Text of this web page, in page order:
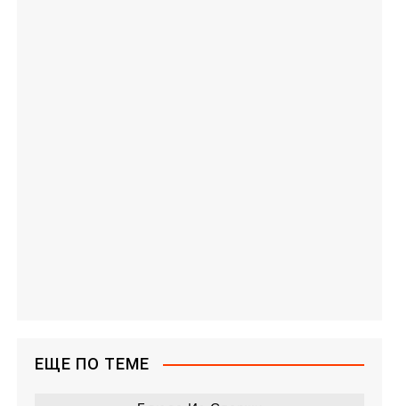
ЕЩЕ ПО ТЕМЕ